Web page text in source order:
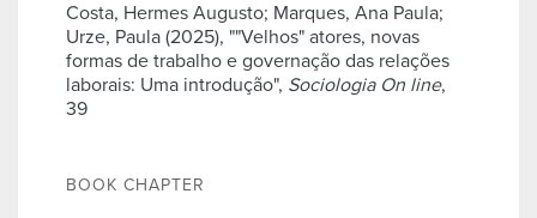
Costa, Hermes Augusto; Marques, Ana Paula;
Urze, Paula (2025), ""Velhos" atores, novas
formas de trabalho e governação das relações
laborais: Uma introdução", Sociologia On line,
39
BOOK CHAPTER